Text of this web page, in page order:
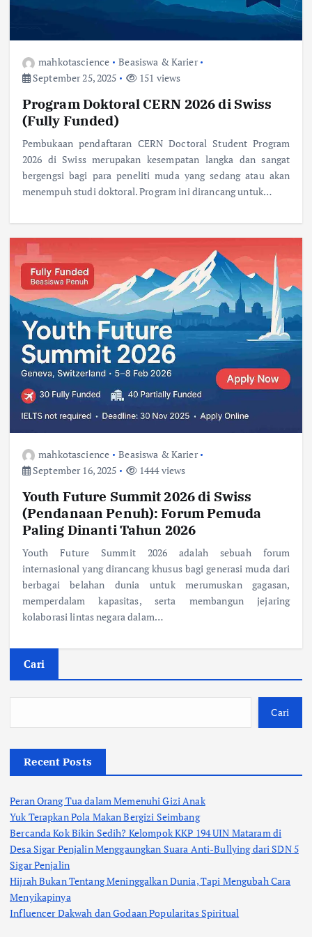
mahkotascience
Beasiswa & Karier
September 25, 2025
151 views
Program Doktoral CERN 2026 di Swiss
(Fully Funded)
Pembukaan pendaftaran CERN Doctoral Student Program
2026 di Swiss merupakan kesempatan langka dan sangat
bergengsi bagi para peneliti muda yang sedang atau akan
menempuh studi doktoral. Program ini dirancang untuk…
mahkotascience
Beasiswa & Karier
September 16, 2025
1444 views
Youth Future Summit 2026 di Swiss
(Pendanaan Penuh): Forum Pemuda
Paling Dinanti Tahun 2026
Youth Future Summit 2026 adalah sebuah forum
internasional yang dirancang khusus bagi generasi muda dari
berbagai belahan dunia untuk merumuskan gagasan,
memperdalam kapasitas, serta membangun jejaring
kolaborasi lintas negara dalam…
Cari
Cari
Recent Posts
Peran Orang Tua dalam Memenuhi Gizi Anak
Yuk Terapkan Pola Makan Bergizi Seimbang
Bercanda Kok Bikin Sedih? Kelompok KKP 194 UIN Mataram di
Desa Sigar Penjalin Menggaungkan Suara Anti-Bullying dari SDN 5
Sigar Penjalin
Hijrah Bukan Tentang Meninggalkan Dunia, Tapi Mengubah Cara
Menyikapinya
Influencer Dakwah dan Godaan Popularitas Spiritual